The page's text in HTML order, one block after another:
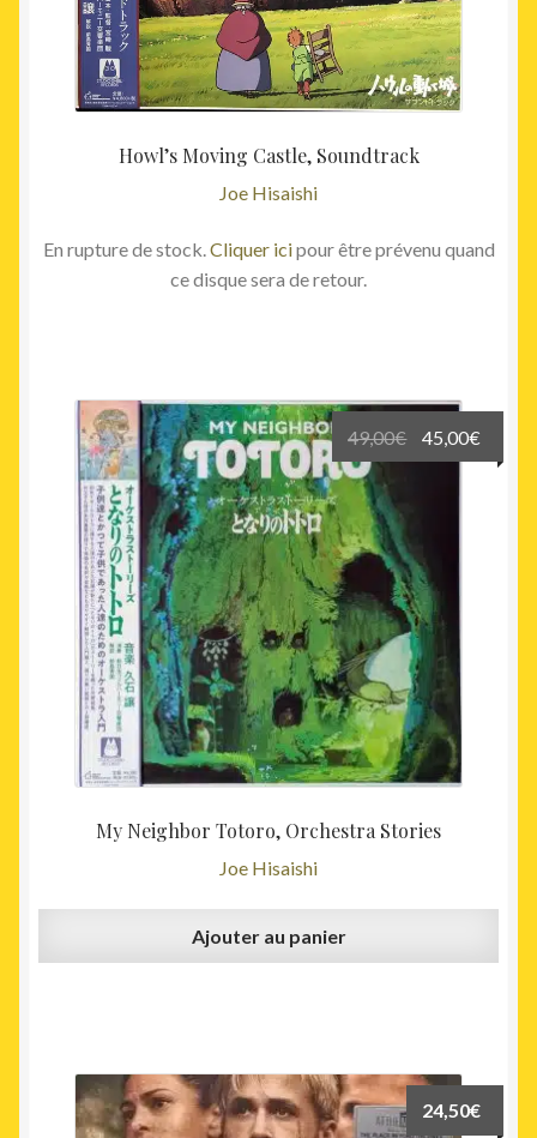
Howl’s Moving Castle, Soundtrack
Joe Hisaishi
En rupture de stock.Cliquer icipour être prévenu quand
ce disque sera de retour.
My Neighbor Totoro, Orchestra Stories
Joe Hisaishi
49,00€
Le
prix
49,00€.
45,00€
prix
Ajouter au panier
24,50€